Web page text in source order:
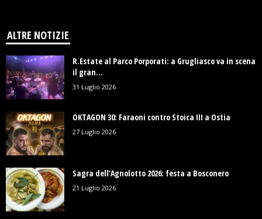
ALTRE NOTIZIE
R.Estate al Parco Porporati: a Grugliasco va in scena
il gran...
31 Luglio 2026
OKTAGON 30: Faraoni contro Stoica III a Ostia
27 Luglio 2026
Sagra dell’Agnolotto 2026: festa a Bosconero
21 Luglio 2026